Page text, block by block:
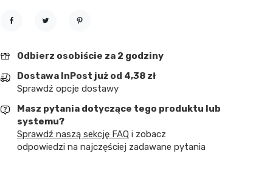
Odbierz osobiście za 2 godziny
Dostawa InPost już od 4,38 zł
Sprawdź opcje dostawy
Masz pytania dotyczące tego produktu lub
systemu?
Sprawdź naszą sekcję FAQ i zobacz
odpowiedzi na najczęściej zadawane pytania